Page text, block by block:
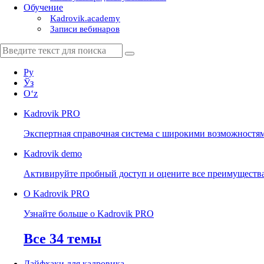
Обучение
Kadrovik.academy
Записи вебинаров
Ру
Ўз
Oʻz
Kadrovik PRO
Экспертная справочная система с широкими
Kadrovik demo
Активируйте пробный доступ и оцените все
О Kadrovik PRO
Узнайте больше о Kadrovik PRO
Все 34 темы